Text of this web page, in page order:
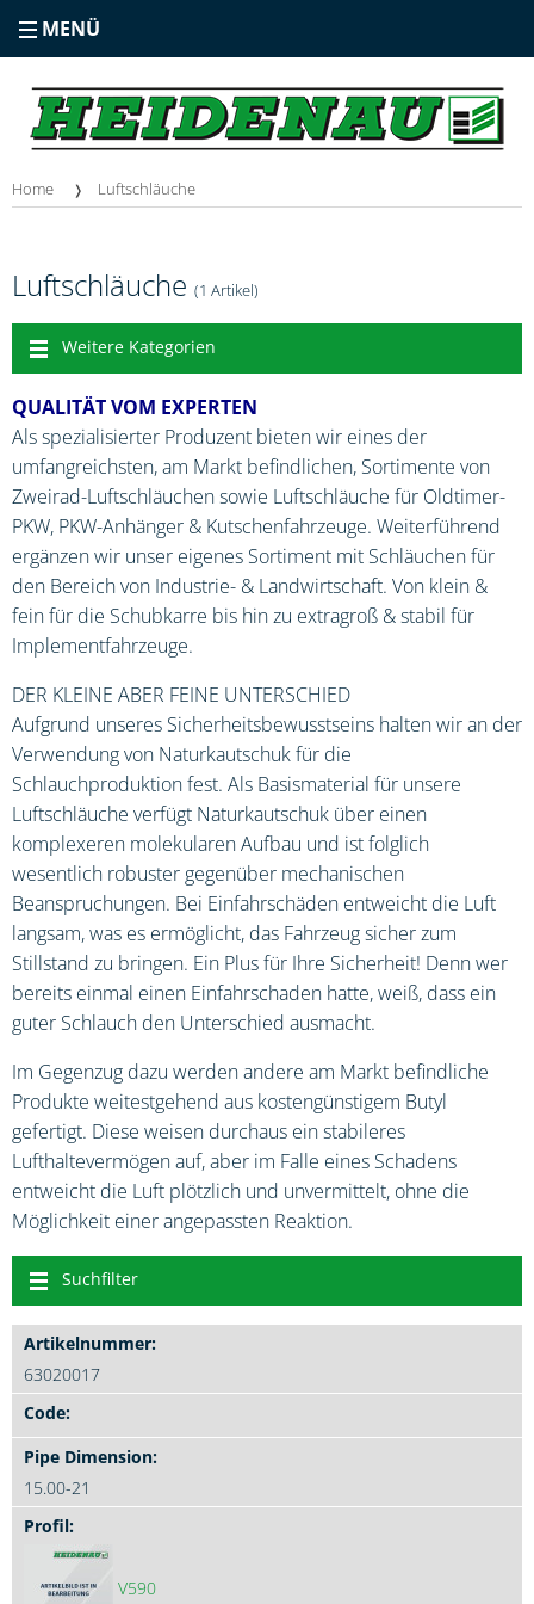
MENÜ
Home Luftschläuche
Luftschläuche (1 Artikel)
Weitere Kategorien
QUALITÄT VOM EXPERTEN
Als spezialisierter Produzent bieten wir eines der
umfangreichsten, am Markt befindlichen, Sortimente von
Zweirad-Luftschläuchen sowie Luftschläuche für Oldtimer-
PKW, PKW-Anhänger & Kutschenfahrzeuge. Weiterführend
ergänzen wir unser eigenes Sortiment mit Schläuchen für
den Bereich von Industrie- & Landwirtschaft. Von klein &
fein für die Schubkarre bis hin zu extragroß & stabil für
Implementfahrzeuge.
DER KLEINE ABER FEINE UNTERSCHIED
Aufgrund unseres Sicherheitsbewusstseins halten wir an der
Verwendung von Naturkautschuk für die
Schlauchproduktion fest. Als Basismaterial für unsere
Luftschläuche verfügt Naturkautschuk über einen
komplexeren molekularen Aufbau und ist folglich
wesentlich robuster gegenüber mechanischen
Beanspruchungen. Bei Einfahrschäden entweicht die Luft
langsam, was es ermöglicht, das Fahrzeug sicher zum
Stillstand zu bringen. Ein Plus für Ihre Sicherheit! Denn wer
bereits einmal einen Einfahrschaden hatte, weiß, dass ein
guter Schlauch den Unterschied ausmacht.
Im Gegenzug dazu werden andere am Markt befindliche
Produkte weitestgehend aus kostengünstigem Butyl
gefertigt. Diese weisen durchaus ein stabileres
Lufthaltevermögen auf, aber im Falle eines Schadens
entweicht die Luft plötzlich und unvermittelt, ohne die
Möglichkeit einer angepassten Reaktion.
Suchfilter
63020017
15.00-21
V590